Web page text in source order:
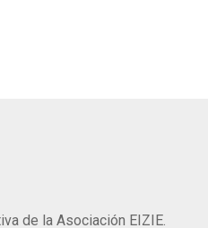
de la Asociación EIZIE.